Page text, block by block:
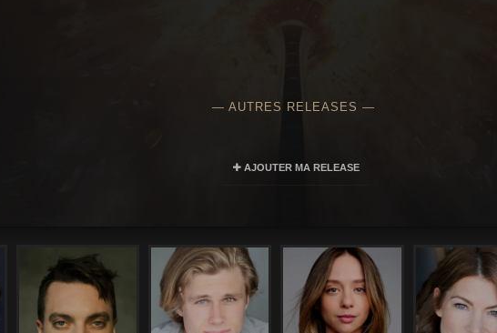
— AUTRES RELEASES —
AJOUTER MA RELEASE